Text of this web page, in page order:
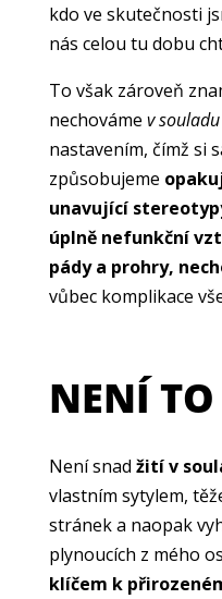
kdo ve skutečnosti
nás celou tu dobu
To však zároveň
nechováme v souladu
nastavením, čímž si
způsobujeme
unavující
úplně nefunkční
pády a prohry,
vůbec komplikace
NENÍ
Není snad žití v
vlastním sytylem,
stránek a naopak
plynoucích z mého
klíčem k